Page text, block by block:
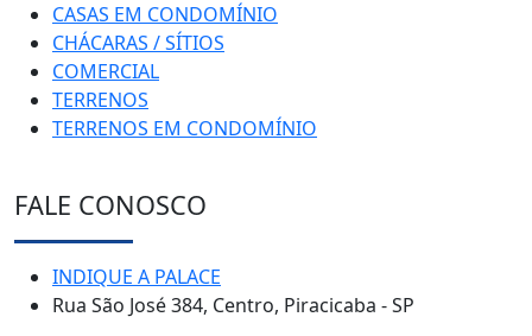
CASAS EM CONDOMÍNIO
CHÁCARAS / SÍTIOS
COMERCIAL
TERRENOS
TERRENOS EM CONDOMÍNIO
FALE CONOSCO
INDIQUE A PALACE
Rua São José 384, Centro, Piracicaba - SP